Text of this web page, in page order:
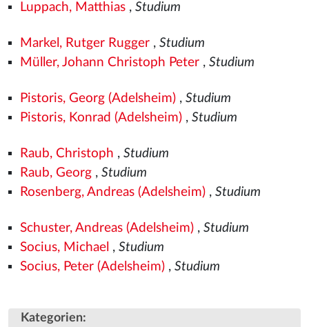
Luppach, Matthias, Studium
Markel, Rutger Rugger, Studium
Müller, Johann Christoph Peter, Studium
Pistoris, Georg (Adelsheim), Studium
Pistoris, Konrad (Adelsheim), Studium
Raub, Christoph , Studium
Raub, Georg, Studium
Rosenberg, Andreas (Adelsheim), Studium
Schuster, Andreas (Adelsheim), Studium
Socius, Michael , Studium
Socius, Peter (Adelsheim), Studium
Kategorien: